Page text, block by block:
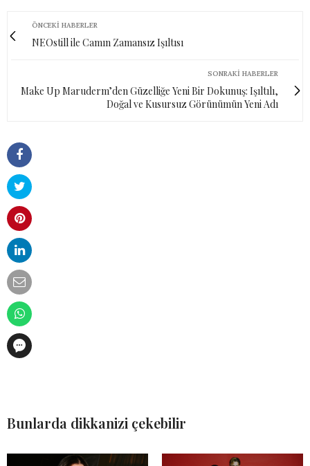
ÖNCEKI HABERLER
NEOstill ile Camın Zamansız Işıltısı
SONRAKI HABERLER
Make Up Maruderm’den Güzelliğe Yeni Bir Dokunuş: Işıltılı,
Doğal ve Kusursuz Görünümün Yeni Adı
Bunlarda dikkanizi çekebilir